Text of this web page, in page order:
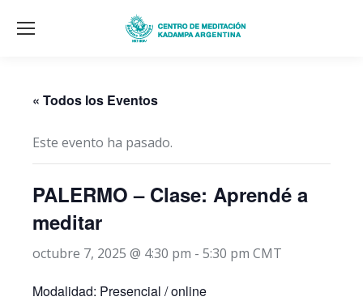
« Todos los Eventos
Este evento ha pasado.
PALERMO – Clase: Aprendé a
meditar
octubre 7, 2025 @ 4:30 pm - 5:30 pm CMT
Modalidad: Presencial / online